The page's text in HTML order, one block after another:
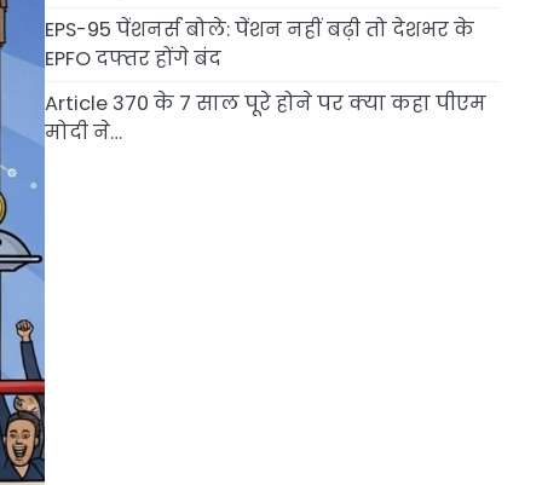
EPS-95 पेंशनर्स बोले: पेंशन नहीं बढ़ी तो देशभर के
EPFO दफ्तर होंगे बंद
Article 370 के 7 साल पूरे होने पर क्या कहा पीएम
मोदी ने…